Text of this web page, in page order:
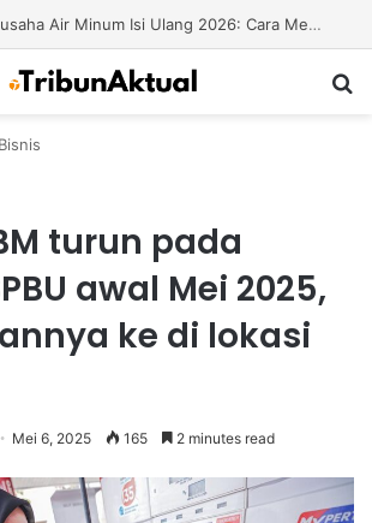
Inspirasi Pengusaha Air Minum Isi Ulang 2026: Cara Menciptakan Bisnis yang Terus Berkembang
turun pada
awal Mei 2025,
ke di lokasi
Mei 6, 2025 165 2 minutes read